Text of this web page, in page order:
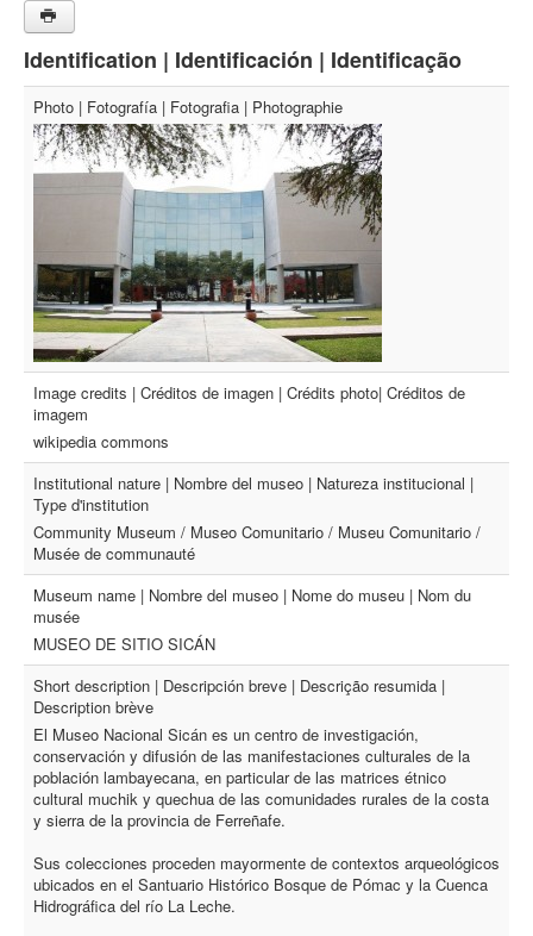
Identification | Identificación | Identificação
Photo | Fotografía | Fotografia | Photographie
Image credits | Créditos de imagen | Crédits photo| Créditos de
imagem
wikipedia commons
Institutional nature | Nombre del museo | Natureza institucional |
Type d'institution
Community Museum / Museo Comunitario / Museu Comunitario /
Musée de communauté
Museum name | Nombre del museo | Nome do museu | Nom du
musée
MUSEO DE SITIO SICÁN
Short description | Descripción breve | Descrição resumida |
Description brève
El Museo Nacional Sicán es un centro de investigación,
conservación y difusión de las manifestaciones culturales de la
población lambayecana, en particular de las matrices étnico
cultural muchik y quechua de las comunidades rurales de la costa
y sierra de la provincia de Ferreñafe.
Sus colecciones proceden mayormente de contextos arqueológicos
ubicados en el Santuario Histórico Bosque de Pómac y la Cuenca
Hidrográfica del río La Leche.